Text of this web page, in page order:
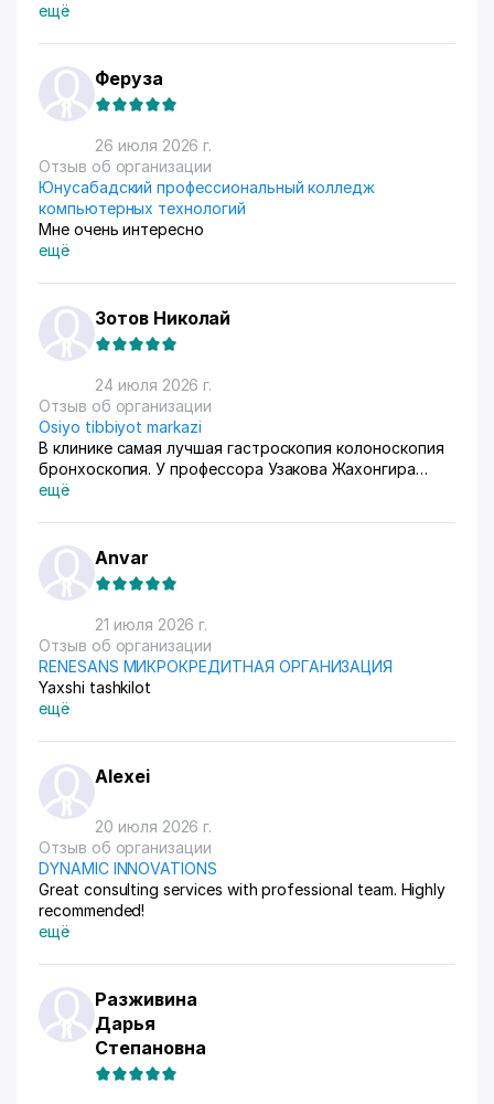
схему ФБС, для нашего Узбекистана это пока
приема. Покупатели из рахных стран берут, из
России особенно много, узбекский хлопок там
любят) За продажами следим через приложение, оно
очень помогает все контролировать, да и удобное
само по себе
ещё
Феруза
26 июля 2026 г.
Отзыв об организации
Юнусабадский профессиональный колледж
компьютерных технологий
Мне очень интересно
ещё
Зотов Николай
24 июля 2026 г.
Отзыв об организации
Osiyo tibbiyot markazi
В клинике самая лучшая гастроскопия колоноскопия
бронхоскопия. У профессора Узакова Жахонгира
Низамовича.
ещё
Anvar
21 июля 2026 г.
Отзыв об организации
RENESANS МИКРОКРЕДИТНАЯ ОРГАНИЗАЦИЯ
Yaxshi tashkilot
ещё
Alexei
20 июля 2026 г.
Отзыв об организации
DYNAMIC INNOVATIONS
Great consulting services with professional team. Highly
recommended!
ещё
Разживина
Дарья
Степановна